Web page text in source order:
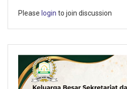
Please login to join discussion